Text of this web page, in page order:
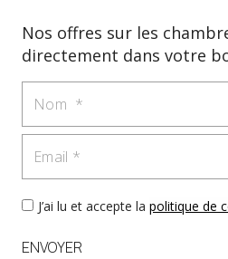
Nos offres sur les
directement dans votre
J’ai lu et accepte la politique de
ENVOYER